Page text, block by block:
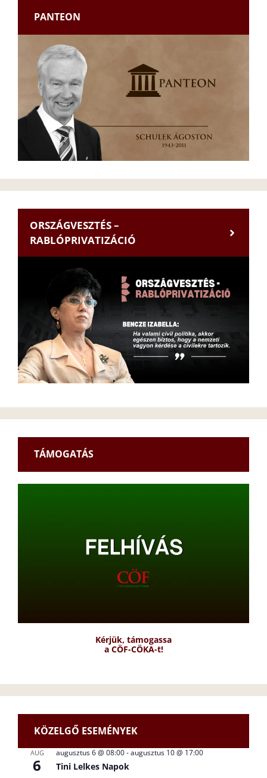
PANTEON
ORSZÁGVESZTÉS –
RABLÓPRIVATIZÁCIÓ
TÁMOGATÁS
Kérjük, támogassa
a CÖF-CÖKA-t!
KÖZELGŐ ESEMÉNYEK
AUG
6
augusztus 6 @ 08:00-augusztus 10 @ 17:00
Tini Lelkes Napok